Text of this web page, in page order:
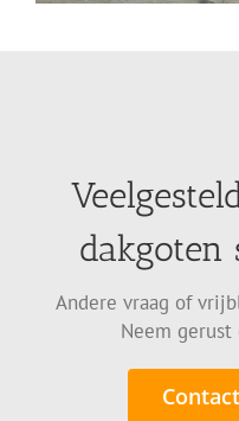
dakgoten
Andere vraag of
Neem